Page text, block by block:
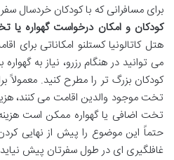
برای مسافرانی که با کودکان خردسال
کودکان و امکان درخواست گهواره یا
هتل کاتالونیا کستلنو امکاناتی برای
می توانید در هنگام رزرو، نیاز به
کودکان بزرگ تر را مطرح کنید.
تخت موجود والدین اقامت می کنند،
تخت اضافی یا گهواره ممکن است
حتماً این موضوع را پیش از نهایی
غافلگیری ای در طول سفرتان پیش